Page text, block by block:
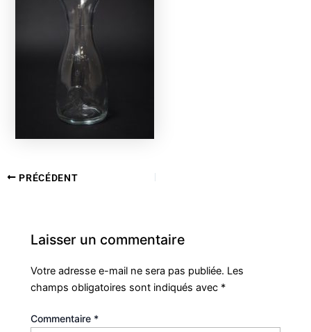
PRÉCÉDENT
Laisser un commentaire
Votre adresse e-mail ne sera pas publiée. Les
champs obligatoires sont indiqués avec *
Commentaire *